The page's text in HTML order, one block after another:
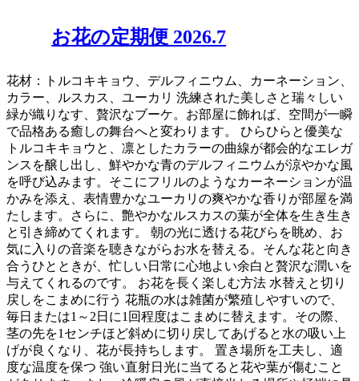
お花の定期便 2026.7
花材：トルコキキョウ、デルフィニウム、カーネーション、
カラー、ルスカス、ユーカリ 洗練された美しさと瑞々しい
緑が織りなす、贅沢なブーケ。お部屋に飾れば、空間が一瞬
で品格ある癒しの舞台へと変わります。 ひらひらと優美な
トルコキキョウと、凛としたカラーの曲線が都会的なエレガ
ンスを醸し出し、鮮やかな青のデルフィニウムが涼やかな風
を呼び込みます。そこにフリルのようなカーネーションが温
かみを添え、表情豊かなユーカリの爽やかな香りが部屋を満
たします。さらに、艶やかなルスカスの葉が全体を生き生き
と引き締めてくれます。 朝の光に透ける花びらを眺め、お
気に入りの音楽を聴きながらお水を替える。そんな花と向き
合うひとときが、忙しい日常に心地よい余白と贅沢な潤いを
与えてくれるのです。 お花を長く楽しむ方法 水替えと切り
戻しをこまめに行う 花瓶の水は雑菌が繁殖しやすいので、
毎日または1～2日に1回程度はこまめに替えます。その際、
茎の先を1センチほど斜めに切り戻してあげると水の吸い上
げが良くなり、花が長持ちします。 置き場所を工夫し、適
度な温度を保つ 強い直射日光に当てると花や葉が傷むこと